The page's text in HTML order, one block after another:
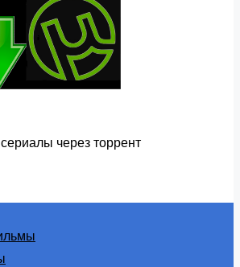
через торрент